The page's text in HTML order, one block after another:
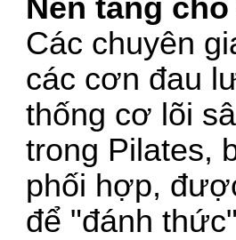
Nền tảng
Các chuyên
các cơn đau
thống cơ lõi
trong Pilates,
phối hợp,
để "đánh